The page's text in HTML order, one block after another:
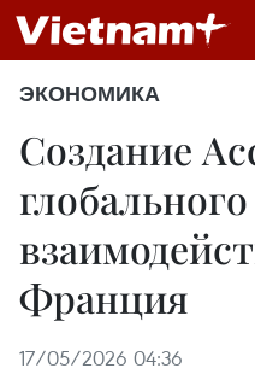
ЭКОНОМИКА
Создание
глобального
Франция
17/05/2026 04:36